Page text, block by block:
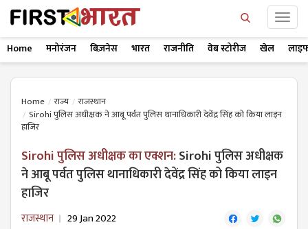
Home मनोरंजन बिज़नेस भारत राजनीति वेब स्टोरीज खेल
Home राज्य
राजस्थान
Sirohi पुलिस अधीक्षक ने आबू पर्वत पुलिस थानाधिकारी देवेंद्र सिंह को किया लाइन
हाजिर
Sirohi पुलिस अधीक्षक का एक्शन:Sirohi पुलिस अधीक्षक
ने आबू पर्वत पुलिस थानाधिकारी देवेंद्र सिंह को किया लाइन
हाजिर
राजस्थान 29 Jan 2022